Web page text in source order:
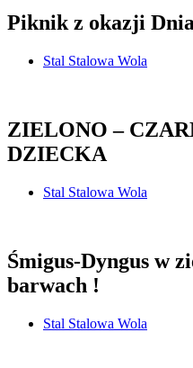
Piknik z okazji
Stal Stalowa Wola
ZIELONO –
DZIECKA
Stal Stalowa Wola
Śmigus-Dyngus w
barwach !
Stal Stalowa Wola